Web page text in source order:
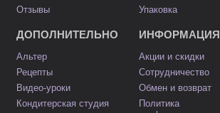
Отзывы
Упаковка
ДОПОЛНИТЕЛЬНО
Альтер
Рецепты
Видео-уроки
Кондитерская студия
ИНФОРМАЦИЯ
Акции и скидки
Сотрудничество
Обмен и возврат
Политика